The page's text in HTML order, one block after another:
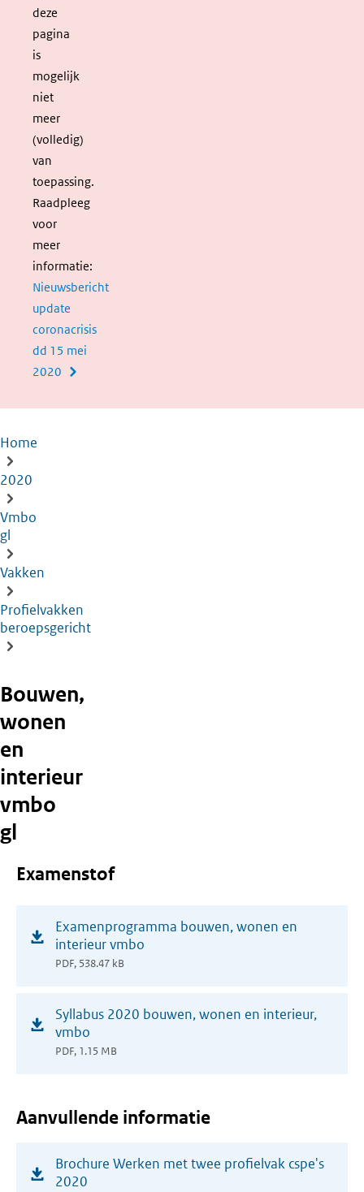
deze
pagina
is
mogelijk
niet
meer
(volledig)
van
toepassing.
Raadpleeg
voor
meer
informatie:
Nieuwsbericht
update
coronacrisis
dd 15 mei
2020
Kruimelpad
Home
2020
Vmbo
gl
Vakken
Profielvakken
beroepsgericht
Bouwen,
wonen
en
interieur
vmbo
gl
Examenstof
Examenprogramma bouwen, wonen en
interieur vmbo
PDF, 538.47 kB
Syllabus 2020 bouwen, wonen en interieur,
vmbo
PDF, 1.15 MB
Aanvullende informatie
Brochure Werken met twee profielvak cspe's
2020